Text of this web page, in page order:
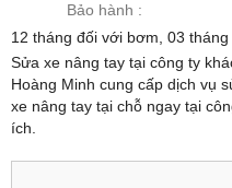
Bảo hành :
12 tháng đối với bơm, 03
Sửa xe nâng tay tại công ty
Hoàng Minh cung cấp dịch vụ
xe nâng tay tại chỗ ngay tại
ích.